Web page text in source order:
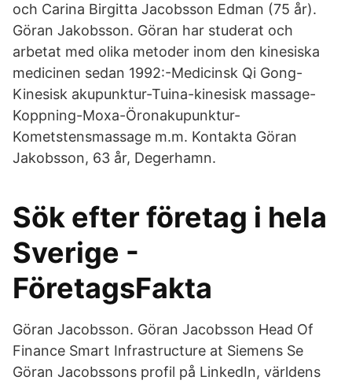
och Carina Birgitta Jacobsson Edman (75 år).
Göran Jakobsson. Göran har studerat och
arbetat med olika metoder inom den kinesiska
medicinen sedan 1992:-Medicinsk Qi Gong-
Kinesisk akupunktur-Tuina-kinesisk massage-
Koppning-Moxa-Öronakupunktur-
Kometstensmassage m.m. Kontakta Göran
Jakobsson, 63 år, Degerhamn.
Sök efter företag i hela
Sverige -
FöretagsFakta
Göran Jacobsson. Göran Jacobsson Head Of
Finance Smart Infrastructure at Siemens Se
Göran Jacobssons profil på LinkedIn, världens